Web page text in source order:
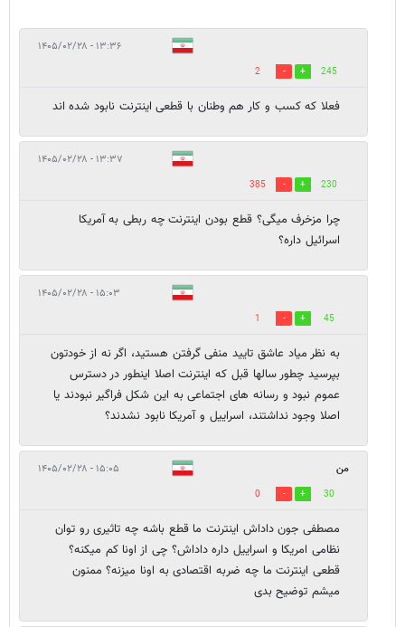
۱۳:۳۶ - ۱۴۰۵/۰۲/۲۸
245
2
فعلا که کسب و کار هم وطنان با قطعی اینترنت نابود شده اند
۱۳:۳۷ - ۱۴۰۵/۰۲/۲۸
230
385
چرا مزخرف میگی؟ قطع بودن اینترنت چه ربطی به آمریکا
اسرائیل داره؟
۱۵:۰۳ - ۱۴۰۵/۰۲/۲۸
45
1
به نظر میاد عاشق تایید منفی گرفتن هستید، اگر نه از خودتون
بپرسید چطور سالها قبل که اینترنت اصلا اینطور در دسترس
عموم نبود و رسانه های اجتماعی به این شکل فراگیر نبودند یا
اصلا وجود نداشتند، اسراییل و آمریکا نابود نشدند؟
من ۱۵:۰۵ - ۱۴۰۵/۰۲/۲۸
30
0
مصطفی جون داداش اینترنت ما قطع باشه چه تاثیری رو توان
نظامی امریکا و اسراییل داره داداش؟ چی از اونا کم میکنه؟
قطعی اینترنت ما چه ضربه اقتصادی به اونا میزنه؟ ممنون
میشم توضیح بدی